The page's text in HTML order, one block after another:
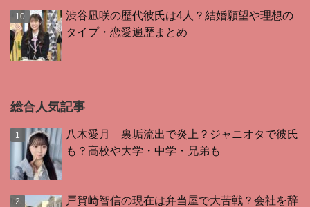
渋谷凪咲の歴代彼氏は4人？結婚願望や理想の
タイプ・恋愛遍歴まとめ
総合人気記事
八木愛月 裏垢流出で炎上？ジャニオタで彼氏
も？高校や大学・中学・兄弟も
戸賀崎智信の現在は弁当屋で大苦戦？会社を辞